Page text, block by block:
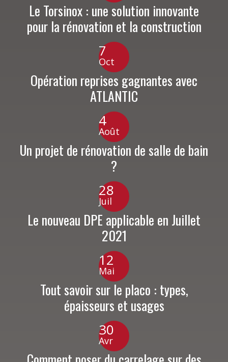
Le Torsinox : une solution innovante
pour la rénovation et la construction
7
Oct
Opération reprises gagnantes avec
ATLANTIC
4
Août
Un projet de rénovation de salle de bain
?
28
Juil
Le nouveau DPE applicable en Juillet
2021
12
Mai
Tout savoir sur le placo : types,
épaisseurs et usages
30
Avr